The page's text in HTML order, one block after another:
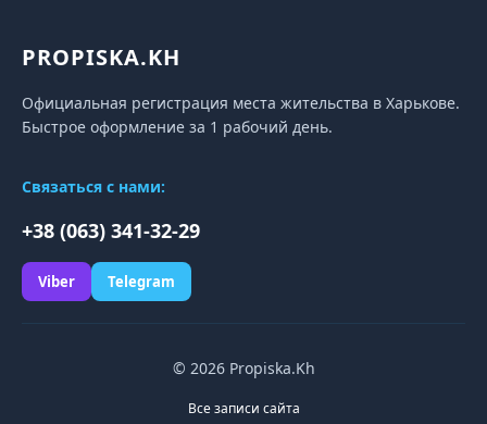
PROPISKA.KH
Официальная регистрация места жительства в Харькове.
Быстрое оформление за 1 рабочий день.
Связаться с нами:
+38 (063) 341-32-29
Viber Telegram
© 2026 Propiska.Kh
Все записи сайта